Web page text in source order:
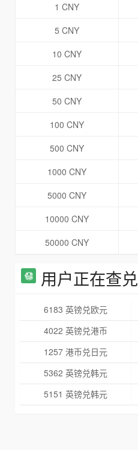
1 CNY
5 CNY
10 CNY
25 CNY
50 CNY
100 CNY
500 CNY
1000 CNY
5000 CNY
10000 CNY
50000 CNY
用户正在查兑
6183 英镑兑欧元
4022 英镑兑港币
1257 港币兑日元
5362 英镑兑韩元
5151 英镑兑韩元